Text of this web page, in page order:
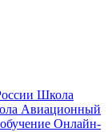
Школа
Авиационный
Онлайн-